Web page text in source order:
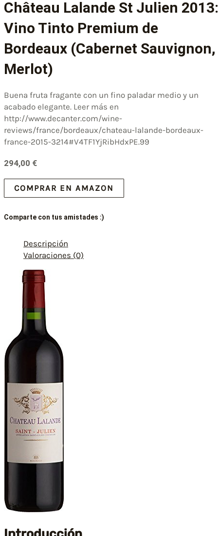
Château Lalande St Julien 2013:
Vino Tinto Premium de
Bordeaux (Cabernet Sauvignon,
Merlot)
Buena fruta fragante con un fino paladar medio y un
acabado elegante. Leer más en
http://www.decanter.com/wine-
reviews/france/bordeaux/chateau-lalande-bordeaux-
france-2015-3214#V4TF1YjRibHdxPE.99
294,00 €
COMPRAR EN AMAZON
Comparte con tus amistades :)
Descripción
Valoraciones (0)